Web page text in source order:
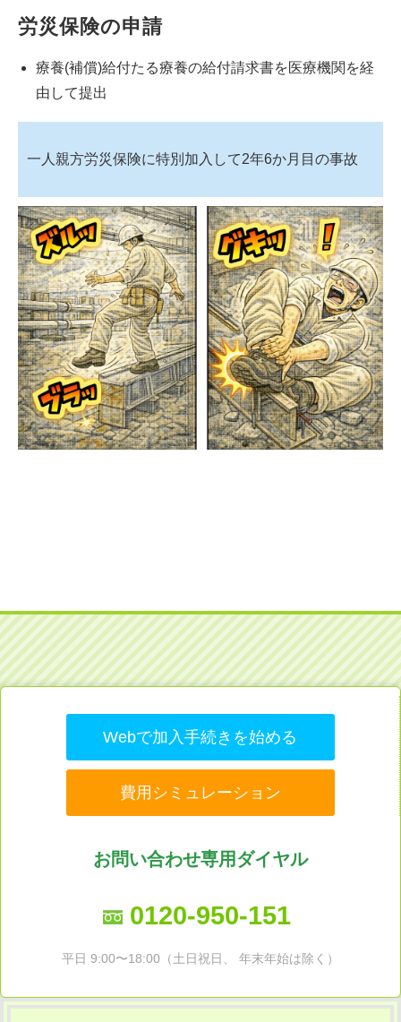
労災保険の申請
療養(補償)給付たる療養の給付請求書を医療機関を経
由して提出
一人親方労災保険に特別加入して2年6か月目の事故
Webで加入手続きを始める
費用シミュレーション
お問い合わせ専用ダイヤル
0120-950-151
平日 9:00〜18:00（土日祝日、 年末年始は除く）